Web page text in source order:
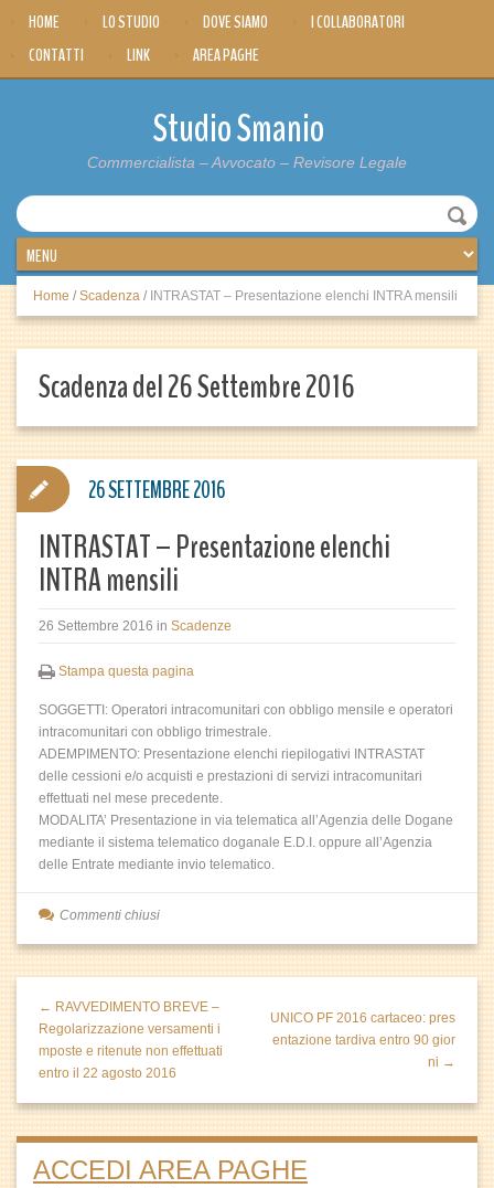
HOME LO STUDIO DOVE SIAMO
I COLLABORATORI
CONTATTI
LINK AREA PAGHE
Studio Smanio
Commercialista – Avvocato – Revisore Legale
Home / Scadenza / INTRASTAT – Presentazione elenchi INTRA mensili
Scadenza del 26 Settembre 2016
INTRASTAT – Presentazione elenchi
INTRA mensili
26 Settembre 2016 in Scadenze
Stampa questa pagina
SOGGETTI: Operatori intracomunitari con obbligo mensile e operatori
intracomunitari con obbligo trimestrale.
ADEMPIMENTO: Presentazione elenchi riepilogativi INTRASTAT
delle cessioni e/o acquisti e prestazioni di servizi intracomunitari
effettuati nel mese precedente.
MODALITA’ Presentazione in via telematica all’Agenzia delle Dogane
mediante il sistema telematico doganale E.D.I. oppure all’Agenzia
delle Entrate mediante invio telematico.
26 SETTEMBRE 2016
Commenti chiusi
← RAVVEDIMENTO BREVE –
Regolarizzazione versamenti i
mposte e ritenute non effettuati
entro il 22 agosto 2016
UNICO PF 2016 cartaceo: pres
entazione tardiva entro 90 gior
ni →
ACCEDI AREA PAGHE